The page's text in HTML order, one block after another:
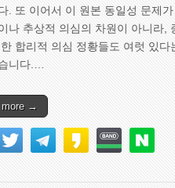
. 또 이어서 이 원본 동일성 문제
나 추상적 의심의 차원이 아니라,
합리적 의심 정황들도 여럿 있다
니다.…
more →